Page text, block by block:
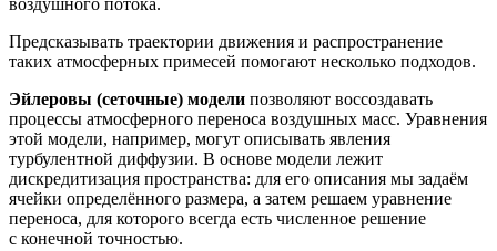
воздушного потока.
Предсказывать траектории движения и распространение
таких атмосферных примесей помогают несколько подходов.
Эйлеровы (сеточные) модели позволяют воссоздавать
процессы атмосферного переноса воздушных масс. Уравнения
этой модели, например, могут описывать явления
турбулентной диффузии. В основе модели лежит
дискредитизация пространства: для его описания мы задаём
ячейки определённого размера, а затем решаем уравнение
переноса, для которого всегда есть численное решение
с конечной точностью.